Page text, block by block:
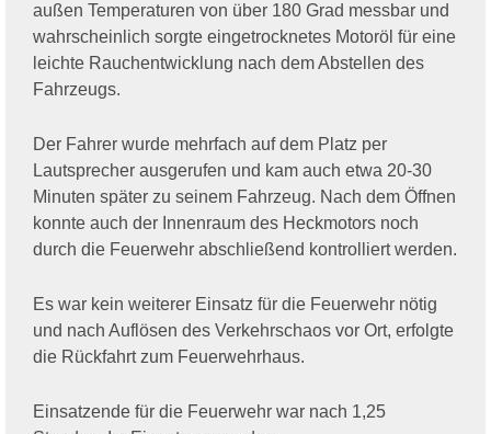
außen Temperaturen von über 180 Grad messbar und
wahrscheinlich sorgte eingetrocknetes Motoröl für eine
leichte Rauchentwicklung nach dem Abstellen des
Fahrzeugs.
Der Fahrer wurde mehrfach auf dem Platz per
Lautsprecher ausgerufen und kam auch etwa 20-30
Minuten später zu seinem Fahrzeug. Nach dem Öffnen
konnte auch der Innenraum des Heckmotors noch
durch die Feuerwehr abschließend kontrolliert werden.
Es war kein weiterer Einsatz für die Feuerwehr nötig
und nach Auflösen des Verkehrschaos vor Ort, erfolgte
die Rückfahrt zum Feuerwehrhaus.
Einsatzende für die Feuerwehr war nach 1,25